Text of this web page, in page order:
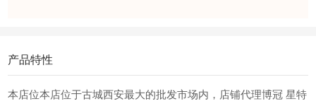
产品特性
本店位本店位于古城西安最大的批发市场内，店铺代理博冠 星特